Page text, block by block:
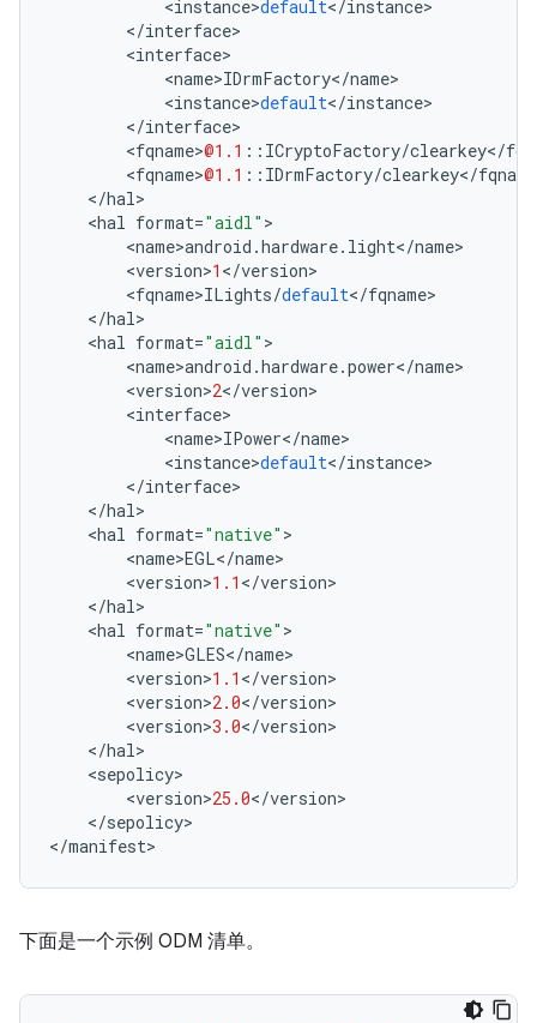
<instance>default</instance>
</interface>
<interface>
<name>IDrmFactory</name>
<instance>default</instance>
</interface>
<fqname>@1.1 :: ICryptoFactory/clearkey</
<fqname>@1.1 :: IDrmFactory/clearkey</fqname
</hal>
<hal format="aidl" >
<name>android .hardware. light</name>
<version>1 </version>
<fqname>ILights/default</fqname>
</hal>
<hal format="aidl" >
<name>android .hardware.power</name>
<version>2</version>
<interface>
<name>IPower</name>
<instance>default</instance>
</interface>
</hal>
<hal format="native" >
<name>EGL</name>
<version>1.1 </version>
</hal>
<hal format="native" >
<name>GLES</name>
<version>1.1 </version>
<version>2.0</version>
<version>3.0</version>
</hal>
<sepolicy>
<version>25.0</version>
</sepolicy>
</manifest>
下面是一个示例 ODM 清单。